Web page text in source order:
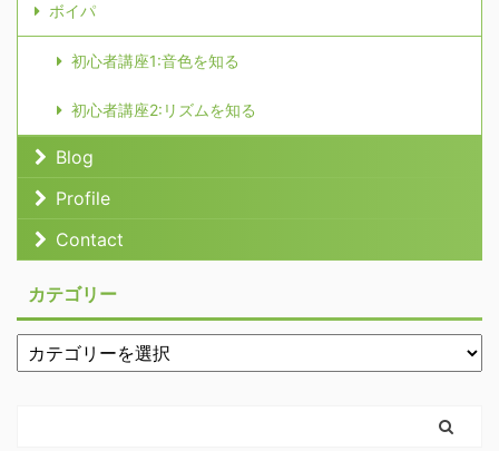
ボイパ
初心者講座1:音色を知る
初心者講座2:リズムを知る
Blog
Profile
Contact
カテゴリー